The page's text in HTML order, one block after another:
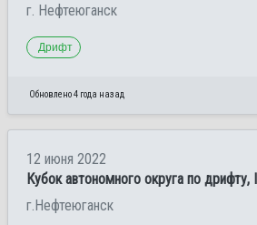
г. Нефтеюганск
Дрифт
Обновлено 4 года назад
12 июня 2022
Кубок автономного округа по дрифту,
г.Нефтеюганск